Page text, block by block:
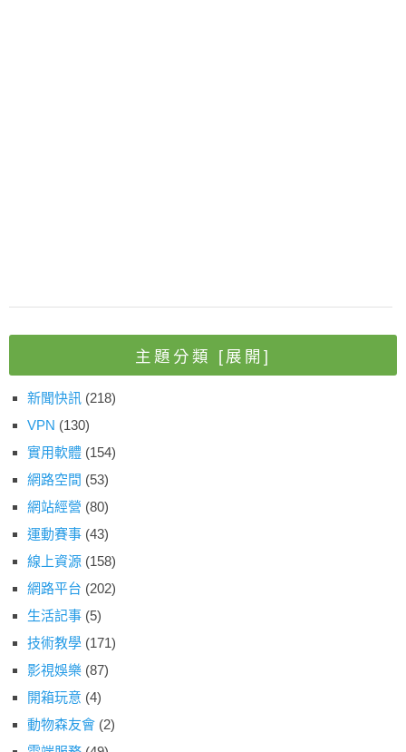
主題分類 [展開]
新聞快訊 (218)
VPN (130)
實用軟體 (154)
網路空間 (53)
網站經營 (80)
運動賽事 (43)
線上資源 (158)
網路平台 (202)
生活記事 (5)
技術教學 (171)
影視娛樂 (87)
開箱玩意 (4)
動物森友會 (2)